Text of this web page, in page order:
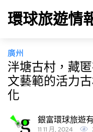
環球旅遊情
廣州
泮塘古村，藏
文藝範的活力
化
銀富環球旅遊
11 11 月, 2024